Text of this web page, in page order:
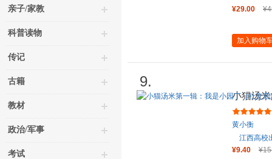
亲子/家教
科普读物
传记
古籍
教材
政治/军事
考试
¥29.00
加入购物
9.
小猫汤
蒙）
黄小衡
江西高校
¥9.40